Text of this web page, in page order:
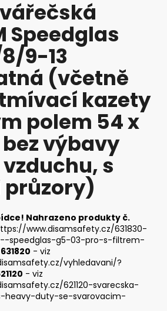
Speedglas
9-13
(včetně
kazety
polem 54 x
bez výbavy
s
Nahrazeno produkty č.
www.disamsafety.cz/631830-
speedglas-g5-03-pro-s-filtrem-
631820 - viz
vyhledavani/?
- viz
621120-svarecska-
heavy-duty-se-svarovacim-
HLEDAT